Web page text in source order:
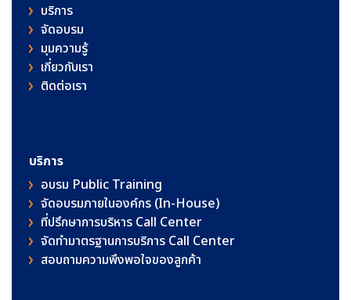
บริการ
จัดอบรม
มุมความรู้
เกี่ยวกับเรา
ติดต่อเรา
บริการ
อบรม Public Training
จัดอบรมภายในองค์กร (In-House)
ที่ปรึกษาการบริหาร Call Center
จัดทำมาตรฐานการบริการ Call Center
สอบถามความพึงพอใจของลูกค้า